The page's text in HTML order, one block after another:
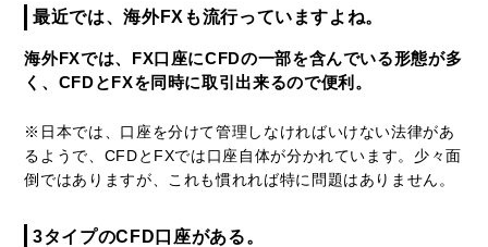
最近では、海外FXも流行っていますよね。
海外FXでは、FX口座にCFDの一部を含んでいる形態が多
く、CFDとFXを同時に取引出来るので便利。
※日本では、口座を分けて管理しなければいけない法律があ
るようで、CFDとFXでは口座自体が分かれています。少々面
倒ではありますが、これも慣れれば特に問題はありません。
3タイプのCFD口座がある。